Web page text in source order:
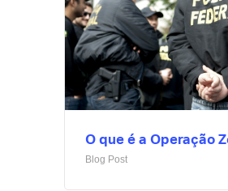
O que é a Operação
Blog Post